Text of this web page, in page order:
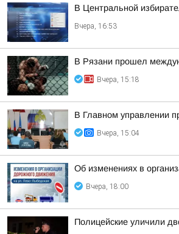
В Центральной
Вчера, 16:53
В Рязани прошел
Вчера, 15:18
В Главном управлении
Вчера, 15:04
Об изменениях в
Вчера, 18:00
Полицейские уличили